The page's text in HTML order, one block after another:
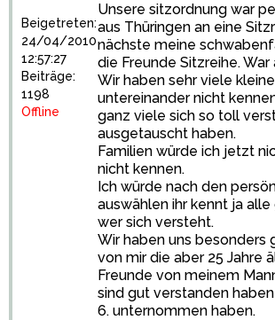
Beigetreten:
24/04/2010
12:57:27
Beiträge:
1198
Offline
Unsere sitzordnung war
aus Thüringen an eine
nächste meine
die Freunde Sitzreihe. War
Wir haben sehr viele
untereinander nicht
ganz viele sich so toll
ausgetauscht haben.
Familien würde ich jetzt
nicht kennen.
Ich würde nach den
auswählen ihr kennt ja
wer sich versteht.
Wir haben uns besonders
von mir die aber 25 Jahre
Freunde von meinem
sind gut verstanden
6. unternommen haben.